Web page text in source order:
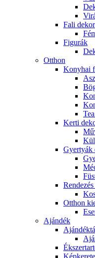
Fali
Figurák
Otthon
Konyhai
Kerti
Gyertyák
Otthon
Ajándék